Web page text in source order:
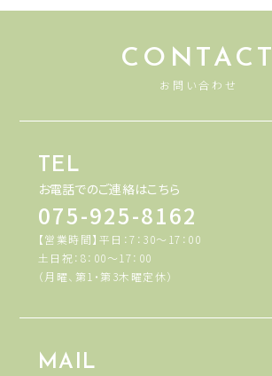
CONTACT
お問い合わせ
TEL
お電話でのご連絡はこちら
075-925-8162
【営業時間】平日：7：30～17：00
土日祝：8：00～17：00
（月曜、第1・第3木曜定休）
MAIL